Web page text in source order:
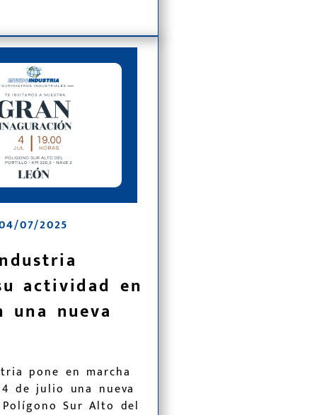
07/2025
actividad en
una nueva
pone en marcha
de julio una nueva
Sur Alto del